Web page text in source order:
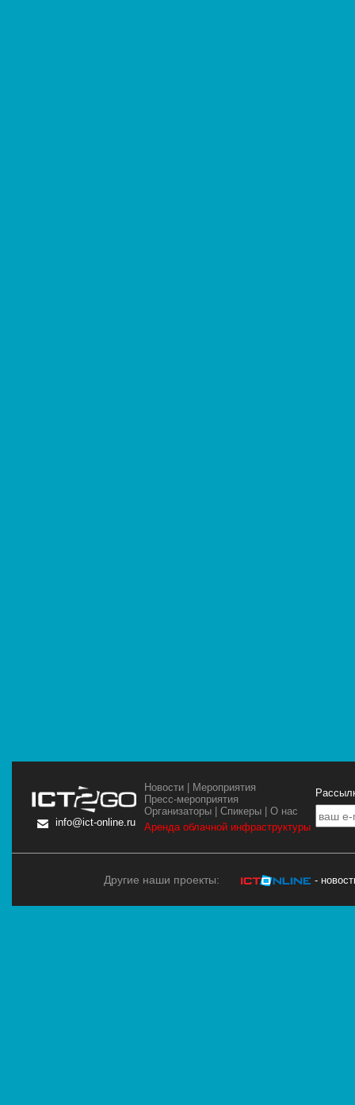
info@ict-online.ru
Новости
Мероприятия
Пресс-мероприятия
Организаторы |Спикеры |О нас
Аренда облачной инфраструктуры
Другие наши проекты: -